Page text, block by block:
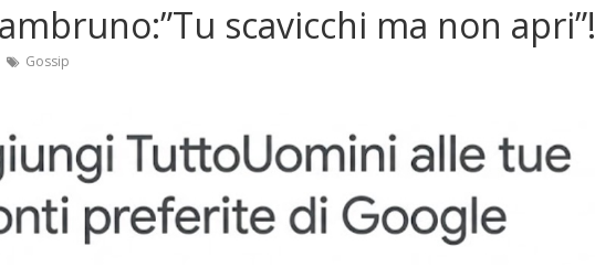
scavicchi ma non apri”!
Gossip